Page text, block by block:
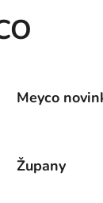
Meyco
Župany